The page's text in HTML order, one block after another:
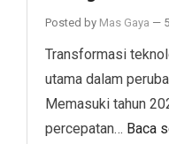
Posted by Mas Gaya —
Transformasi
utama dalam
Memasuki tahun
percepatan… Baca